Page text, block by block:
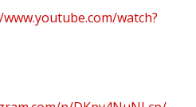
watch?